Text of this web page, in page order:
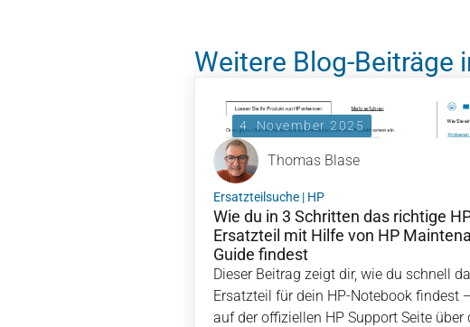
Weitere Blog-Beiträge
4. November 2025
Thomas Blase
Ersatzteilsuche | HP
Wie du in 3 Schritten das richtige
Ersatzteil mit Hilfe von HP
Guide findest
Dieser Beitrag zeigt dir, wie du schnell
Ersatzteil für dein HP-Notebook findest
auf der offiziellen HP Support Seite über